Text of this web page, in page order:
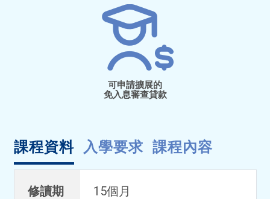
可申請擴展的
免入息審查貸款
課程資料 入學要求 課程內容
修讀期 15個月